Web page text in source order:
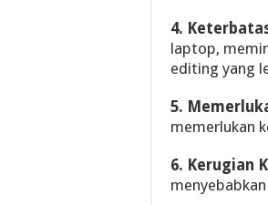
4.
laptop,
editing yang
5.
memerlukan
6. Kerugian